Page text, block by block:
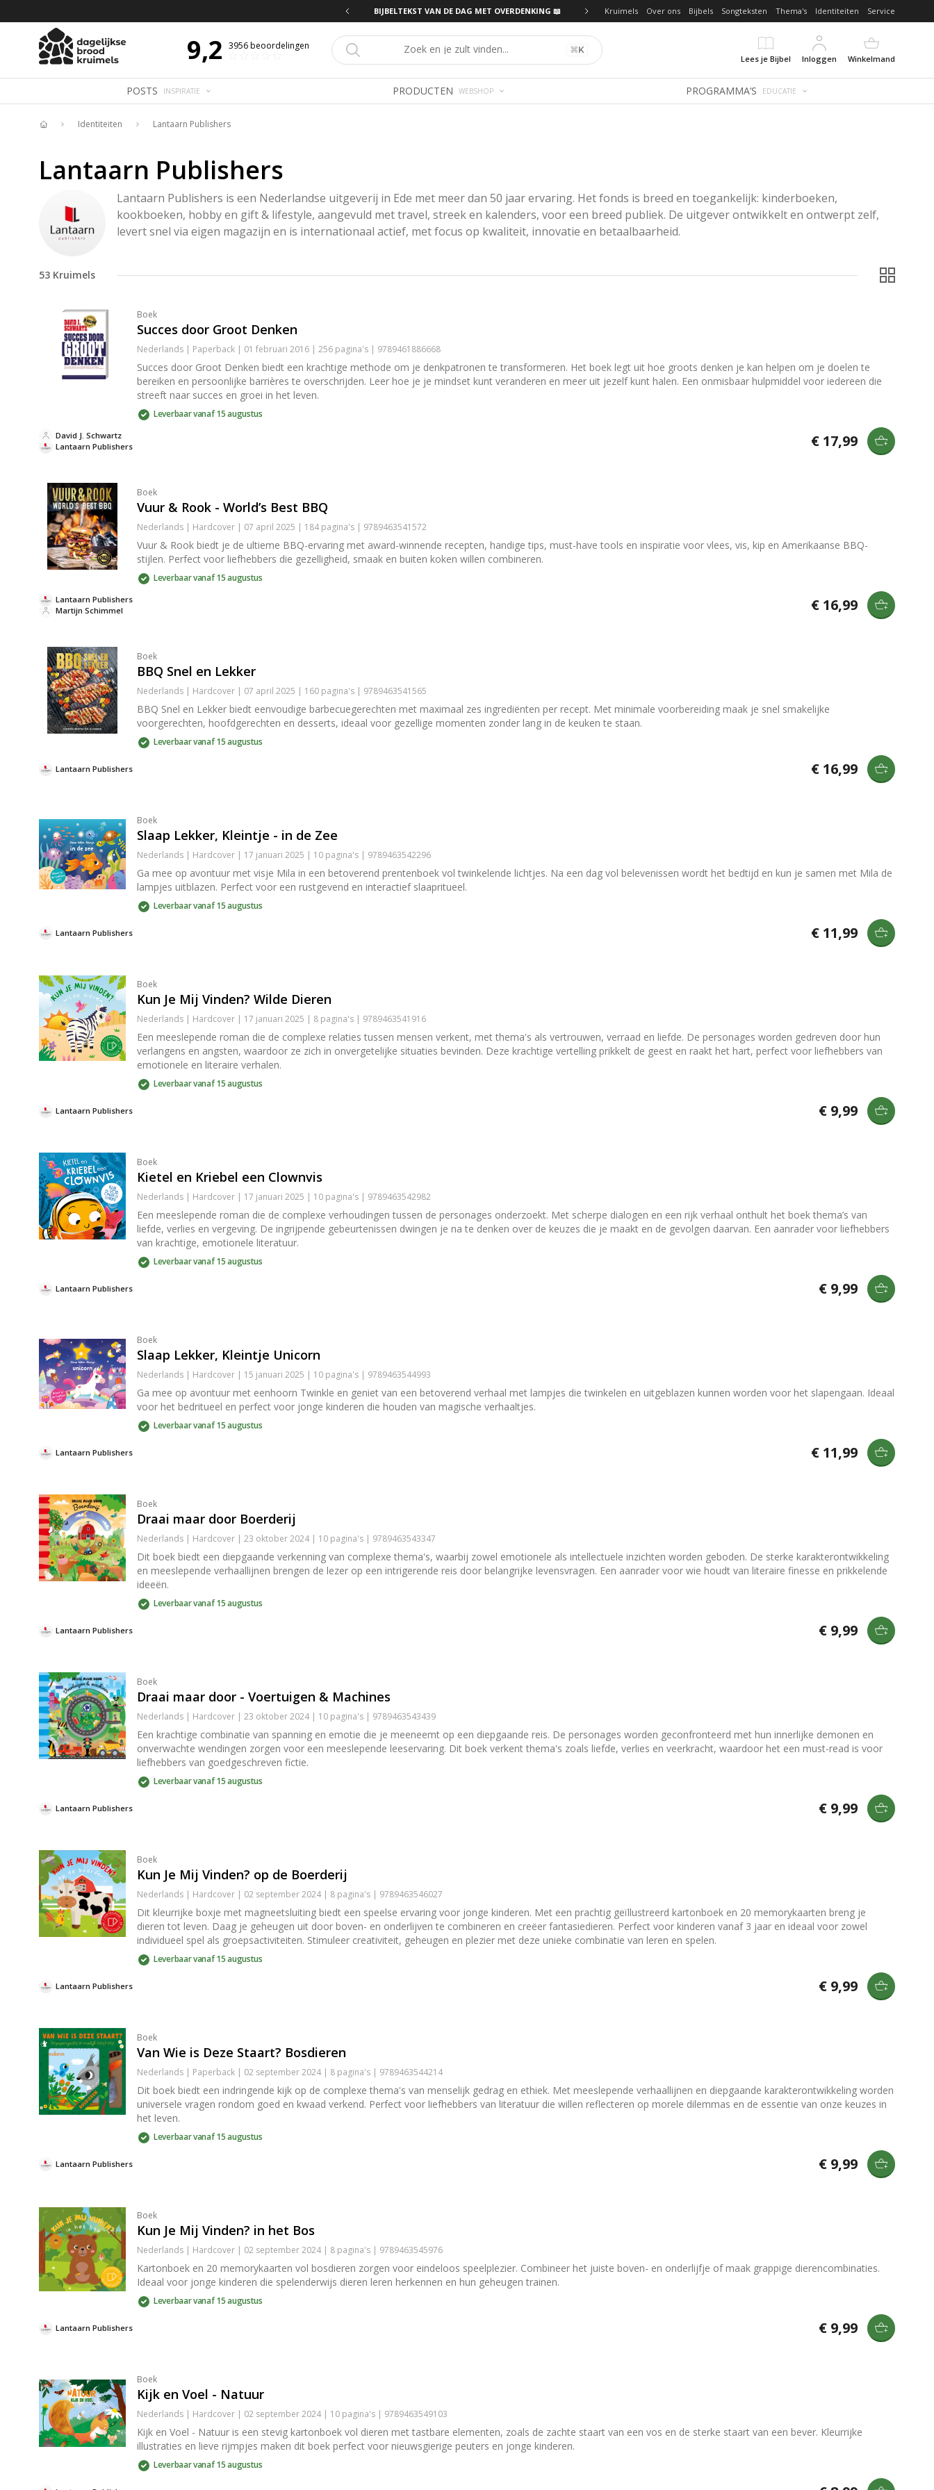
BIJBELTEKST VAN DE DAG MET OVERDENKING 📖 Kruimels Over ons Bijbels Songteksten Thema's Identiteiten Service
9,2 3956beoordelingen ⌘K
Lees je Bijbel
Inloggen Winkelmand
POSTS INSPIRATIE PRODUCTEN WEBSHOP PROGRAMMA’S EDUCATIE
Identiteiten Lantaarn Publishers
Lantaarn Publishers
Lantaarn Publishers is een Nederlandse uitgeverij in Ede met meer dan 50 jaar ervaring. Het fonds is breed en toegankelijk: kinderboeken,
kookboeken, hobby en gift & lifestyle, aangevuld met travel, streek en kalenders, voor een breed publiek. De uitgever ontwikkelt en ontwerpt zelf,
levert snel via eigen magazijn en is internationaal actief, met focus op kwaliteit, innovatie en betaalbaarheid.
53 Kruimels
Boek
Succes door Groot Denken
Nederlands | Paperback | 01 februari 2016 | 256 pagina's | 9789461886668
Succes door Groot Denken biedt een krachtige methode om je denkpatronen te transformeren. Het boek legt uit hoe groots denken je kan helpen om je doelen te
bereiken en persoonlijke barrières te overschrijden. Leer hoe je je mindset kunt veranderen en meer uit jezelf kunt halen. Een onmisbaar hulpmiddel voor iedereen die
streeft naar succes en groei in het leven.
Leverbaar vanaf 15 augustus
Lantaarn Publishers
David J. Schwartz € 17,99
Boek
Vuur & Rook - World’s Best BBQ
Nederlands | Hardcover | 07 april 2025 | 184 pagina's | 9789463541572
Vuur & Rook biedt je de ultieme BBQ-ervaring met award-winnende recepten, handige tips, must-have tools en inspiratie voor vlees, vis, kip en Amerikaanse BBQ-
stijlen. Perfect voor liefhebbers die gezelligheid, smaak en buiten koken willen combineren.
Leverbaar vanaf 15 augustus
Martijn Schimmel
Lantaarn Publishers € 16,99
Boek
BBQ Snel en Lekker
Nederlands | Hardcover | 07 april 2025 | 160 pagina's | 9789463541565
BBQ Snel en Lekker biedt eenvoudige barbecuegerechten met maximaal zes ingrediënten per recept. Met minimale voorbereiding maak je snel smakelijke
voorgerechten, hoofdgerechten en desserts, ideaal voor gezellige momenten zonder lang in de keuken te staan.
Leverbaar vanaf 15 augustus
Lantaarn Publishers € 16,99
Boek
Slaap Lekker, Kleintje - in de Zee
Nederlands | Hardcover | 17 januari 2025 | 10 pagina's | 9789463542296
Ga mee op avontuur met visje Mila in een betoverend prentenboek vol twinkelende lichtjes. Na een dag vol belevenissen wordt het bedtijd en kun je samen met Mila de
lampjes uitblazen. Perfect voor een rustgevend en interactief slaapritueel.
Leverbaar vanaf 15 augustus
Lantaarn Publishers € 11,99
Boek
Kun Je Mij Vinden? Wilde Dieren
Nederlands | Hardcover | 17 januari 2025 | 8 pagina's | 9789463541916
Een meeslepende roman die de complexe relaties tussen mensen verkent, met thema's als vertrouwen, verraad en liefde. De personages worden gedreven door hun
verlangens en angsten, waardoor ze zich in onvergetelijke situaties bevinden. Deze krachtige vertelling prikkelt de geest en raakt het hart, perfect voor liefhebbers van
emotionele en literaire verhalen.
Leverbaar vanaf 15 augustus
Lantaarn Publishers € 9,99
Boek
Kietel en Kriebel een Clownvis
Nederlands | Hardcover | 17 januari 2025 | 10 pagina's | 9789463542982
Een meeslepende roman die de complexe verhoudingen tussen de personages onderzoekt. Met scherpe dialogen en een rijk verhaal onthult het boek thema’s van
liefde, verlies en vergeving. De ingrijpende gebeurtenissen dwingen je na te denken over de keuzes die je maakt en de gevolgen daarvan. Een aanrader voor liefhebbers
van krachtige, emotionele literatuur.
Leverbaar vanaf 15 augustus
Lantaarn Publishers € 9,99
Boek
Slaap Lekker, Kleintje Unicorn
Nederlands | Hardcover | 15 januari 2025 | 10 pagina's | 9789463544993
Ga mee op avontuur met eenhoorn Twinkle en geniet van een betoverend verhaal met lampjes die twinkelen en uitgeblazen kunnen worden voor het slapengaan. Ideaal
voor het bedritueel en perfect voor jonge kinderen die houden van magische verhaaltjes.
Leverbaar vanaf 15 augustus
Lantaarn Publishers € 11,99
Boek
Draai maar door Boerderij
Nederlands | Hardcover | 23 oktober 2024 | 10 pagina's | 9789463543347
Dit boek biedt een diepgaande verkenning van complexe thema's, waarbij zowel emotionele als intellectuele inzichten worden geboden. De sterke karakterontwikkeling
en meeslepende verhaallijnen brengen de lezer op een intrigerende reis door belangrijke levensvragen. Een aanrader voor wie houdt van literaire finesse en prikkelende
ideeën.
Leverbaar vanaf 15 augustus
Lantaarn Publishers € 9,99
Boek
Draai maar door - Voertuigen & Machines
Nederlands | Hardcover | 23 oktober 2024 | 10 pagina's | 9789463543439
Een krachtige combinatie van spanning en emotie die je meeneemt op een diepgaande reis. De personages worden geconfronteerd met hun innerlijke demonen en
onverwachte wendingen zorgen voor een meeslepende leeservaring. Dit boek verkent thema's zoals liefde, verlies en veerkracht, waardoor het een must-read is voor
liefhebbers van goedgeschreven fictie.
Leverbaar vanaf 15 augustus
Lantaarn Publishers € 9,99
Boek
Kun Je Mij Vinden? op de Boerderij
Nederlands | Hardcover | 02 september 2024 | 8 pagina's | 9789463546027
Dit kleurrijke boxje met magneetsluiting biedt een speelse ervaring voor jonge kinderen. Met een prachtig geïllustreerd kartonboek en 20 memorykaarten breng je
dieren tot leven. Daag je geheugen uit door boven- en onderlijven te combineren en creëer fantasiedieren. Perfect voor kinderen vanaf 3 jaar en ideaal voor zowel
individueel spel als groepsactiviteiten. Stimuleer creativiteit, geheugen en plezier met deze unieke combinatie van leren en spelen.
Leverbaar vanaf 15 augustus
Lantaarn Publishers € 9,99
Boek
Van Wie is Deze Staart? Bosdieren
Nederlands | Paperback | 02 september 2024 | 8 pagina's | 9789463544214
Dit boek biedt een indringende kijk op de complexe thema's van menselijk gedrag en ethiek. Met meeslepende verhaallijnen en diepgaande karakterontwikkeling worden
universele vragen rondom goed en kwaad verkend. Perfect voor liefhebbers van literatuur die willen reflecteren op morele dilemmas en de essentie van onze keuzes in
het leven.
Leverbaar vanaf 15 augustus
Lantaarn Publishers € 9,99
Boek
Kun Je Mij Vinden? in het Bos
Nederlands | Hardcover | 02 september 2024 | 8 pagina's | 9789463545976
Kartonboek en 20 memorykaarten vol bosdieren zorgen voor eindeloos speelplezier. Combineer het juiste boven- en onderlijfje of maak grappige dierencombinaties.
Ideaal voor jonge kinderen die spelenderwijs dieren leren herkennen en hun geheugen trainen.
Leverbaar vanaf 15 augustus
Lantaarn Publishers € 9,99
Boek
Kijk en Voel - Natuur
Nederlands | Hardcover | 02 september 2024 | 10 pagina's | 9789463549103
Kijk en Voel - Natuur is een stevig kartonboek vol dieren met tastbare elementen, zoals de zachte staart van een vos en de sterke staart van een bever. Kleurrijke
illustraties en lieve rijmpjes maken dit boek perfect voor nieuwsgierige peuters en jonge kinderen.
Leverbaar vanaf 15 augustus